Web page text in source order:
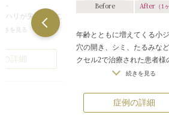
ハリが失われたこ
がさみしくなった
ていましたが、フ
再生を促すこと
なっているのがわ
きを見る
詳細
Before After（1
年齢とともに増えてくる小
穴の開き、シミ、たるみな
クセル2で治療された患者様
膚表面にミクロ単位の穴を開
療法で、照射した部分から古
続きを見る
症例の詳細